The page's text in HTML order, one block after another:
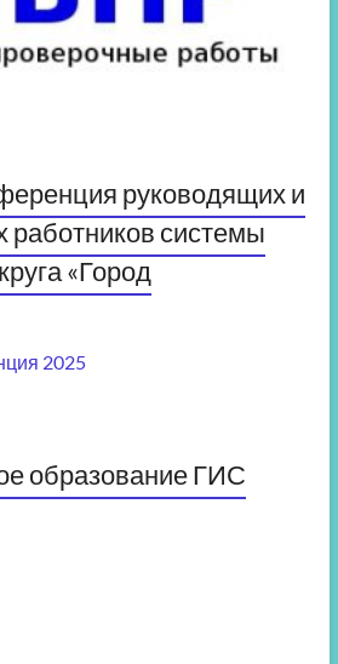
руководящих и
работников системы
«Город
2025
образование ГИС